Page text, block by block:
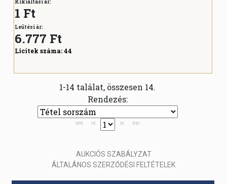
Kikiáltási ár:
1 Ft
Leütési ár:
6.777 Ft
Licitek száma:44
1-14 találat, összesen 14.
Rendezés:
AUKCIÓS SZABÁLYZAT
ÁLTALÁNOS SZERZŐDÉSI FELTÉTELEK